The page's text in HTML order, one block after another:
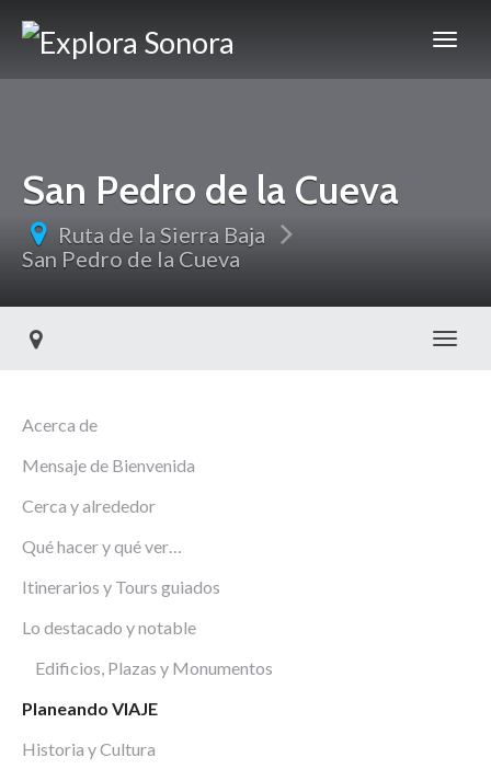
San Pedro de la Cueva
Ruta de la Sierra Baja
San Pedro de la Cueva
Acerca de
Mensaje de Bienvenida
Cerca y alrededor
Qué hacer y qué ver…
Itinerarios y Tours guiados
Lo destacado y notable
Edificios, Plazas y Monumentos
Planeando VIAJE
Historia y Cultura